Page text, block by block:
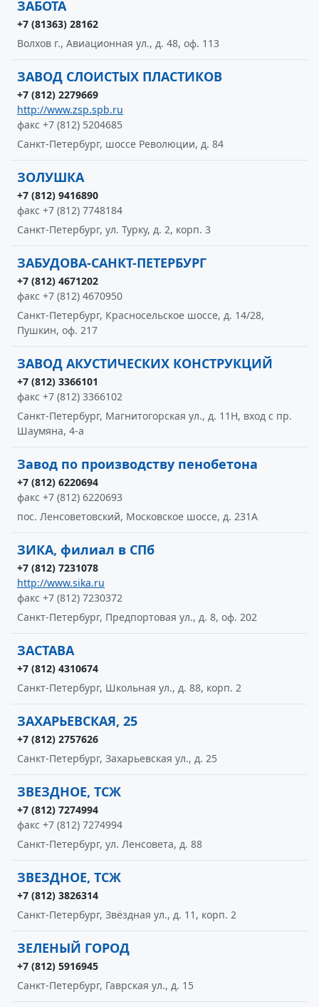
ЗАБОТА
+7 (81363) 28162
Волхов г., Авиационная ул., д. 48, оф. 113
ЗАВОД СЛОИСТЫХ ПЛАСТИКОВ
+7 (812) 2279669
http://www.zsp.spb.ru
факс +7 (812) 5204685
Санкт-Петербург, шоссе Революции, д. 84
ЗОЛУШКА
+7 (812) 9416890
факс +7 (812) 7748184
Санкт-Петербург, ул. Турку, д. 2, корп. 3
ЗАБУДОВА-САНКТ-ПЕТЕРБУРГ
+7 (812) 4671202
факс +7 (812) 4670950
Санкт-Петербург, Красносельское шоссе, д. 14/28,
Пушкин, оф. 217
ЗАВОД АКУСТИЧЕСКИХ КОНСТРУКЦИЙ
+7 (812) 3366101
факс +7 (812) 3366102
Санкт-Петербург, Магнитогорская ул., д. 11Н, вход с пр.
Шаумяна, 4-а
Завод по производству пенобетона
+7 (812) 6220694
факс +7 (812) 6220693
пос. Ленсоветовский, Московское шоссе, д. 231А
ЗИКА, филиал в СПб
+7 (812) 7231078
http://www.sika.ru
факс +7 (812) 7230372
Санкт-Петербург, Предпортовая ул., д. 8, оф. 202
ЗАСТАВА
+7 (812) 4310674
Санкт-Петербург, Школьная ул., д. 88, корп. 2
ЗАХАРЬЕВСКАЯ, 25
+7 (812) 2757626
Санкт-Петербург, Захарьевская ул., д. 25
ЗВЕЗДНОЕ, ТСЖ
+7 (812) 7274994
факс +7 (812) 7274994
Санкт-Петербург, ул. Ленсовета, д. 88
ЗВЕЗДНОЕ, ТСЖ
+7 (812) 3826314
Санкт-Петербург, Звёздная ул., д. 11, корп. 2
ЗЕЛЕНЫЙ ГОРОД
+7 (812) 5916945
Санкт-Петербург, Гаврская ул., д. 15